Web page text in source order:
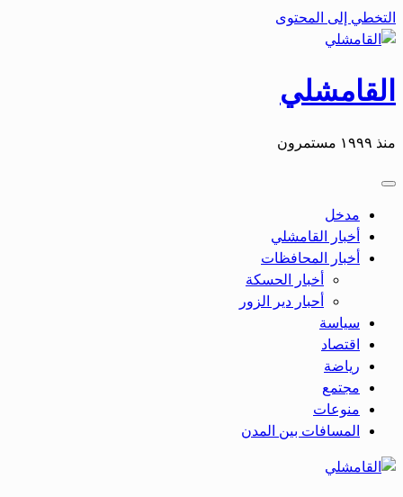
التخطي إلى المحتوى
القامشلي
منذ ١٩٩٩ مستمرون
مدخل
أخبار القامشلي
أخبار المحافظات
أخبار الحسكة
أحبار دير الزور
سياسة
اقتصاد
رياضة
مجتمع
منوعات
المسافات بين المدن